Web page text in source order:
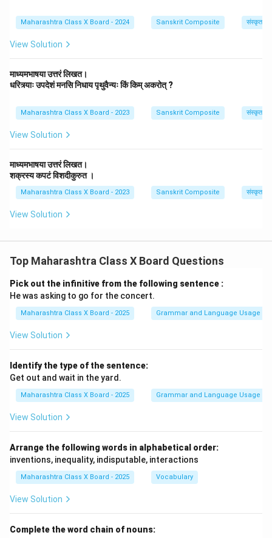
Maharashtra Class X Board - 2024 Sanskrit Composite संस्कृत
View Solution
माध्यमभाषया उत्तरं लिखत।
धरित्र्याः उपदेशं मनसि निधाय पृथुवैन्यः किं किम् अकरोत् ?
Maharashtra Class X Board - 2023 Sanskrit Composite संस्कृत
View Solution
माध्यमभाषया उत्तरं लिखत।
शक्रस्य कपटं विशदीकुरुत ।
Maharashtra Class X Board - 2023 Sanskrit Composite संस्कृत
View Solution
Top Maharashtra Class X Board Questions
Pick out the infinitive from the following sentence :
He was asking to go for the concert.
Maharashtra Class X Board - 2025 Grammar and Language Usage
View Solution
Identify the type of the sentence:
Get out and wait in the yard.
Maharashtra Class X Board - 2025 Grammar and Language Usage
View Solution
Arrange the following words in alphabetical order:
inventions, inequality, indisputable, interactions
Maharashtra Class X Board - 2025 Vocabulary
View Solution
Complete the word chain of nouns: